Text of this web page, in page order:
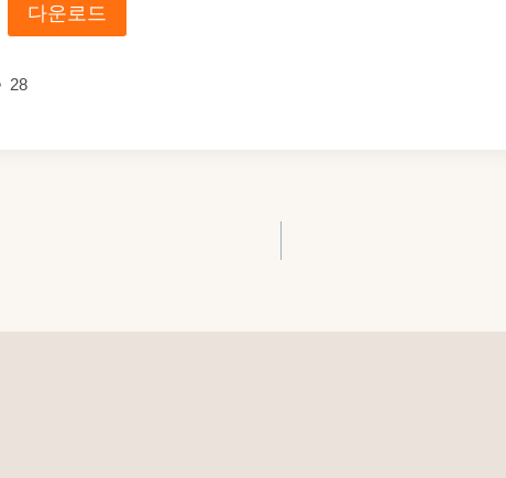
다운로드
28